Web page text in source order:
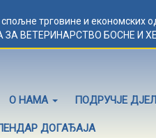
трговине и економских
ЗА ВЕТЕРИНАРСТВО БОСНЕ И
О НАМА ПОДРУЧЈЕ
ДОГАЂАЈА